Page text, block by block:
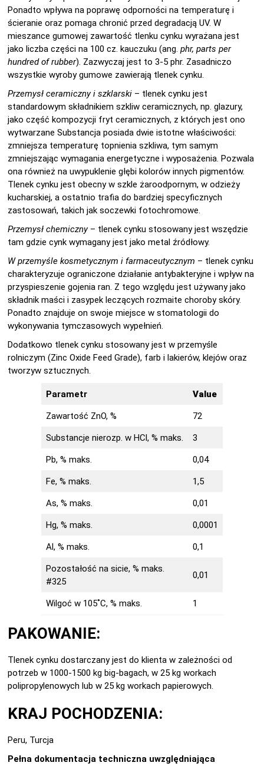
Ponadto wpływa na poprawę odporności na temperaturę i
ścieranie oraz pomaga chronić przed degradacją UV. W
mieszance gumowej zawartość tlenku cynku wyrażana jest
jako liczba części na 100 cz. kauczuku (ang.phr, parts per
hundred of rubber). Zazwyczaj jest to 3-5 phr. Zasadniczo
wszystkie wyroby gumowe zawierają tlenek cynku.
Przemysł ceramiczny i szklarski – tlenek cynku jest
standardowym składnikiem szkliw ceramicznych, np. glazury,
jako część kompozycji fryt ceramicznych, z których jest ono
wytwarzane Substancja posiada dwie istotne właściwości:
zmniejsza temperaturę topnienia szkliwa, tym samym
zmniejszając wymagania energetyczne i wyposażenia. Pozwala
ona również na uwypuklenie głębi kolorów innych pigmentów.
Tlenek cynku jest obecny w szkle żaroodpornym, w odzieży
kucharskiej, a ostatnio trafia do bardziej specyficznych
zastosowań, takich jak soczewki fotochromowe.
Przemysł chemiczny– tlenek cynku stosowany jest wszędzie
tam gdzie cynk wymagany jest jako metal źródłowy.
W przemyśle kosmetycznym i farmaceutycznym – tlenek cynku
charakteryzuje ograniczone działanie antybakteryjne i wpływ na
przyspieszenie gojenia ran. Z tego względu jest używany jako
składnik maści i zasypek leczących rozmaite choroby skóry.
Ponadto znajduje on swoje miejsce w stomatologii do
wykonywania tymczasowych wypełnień.
Dodatkowo tlenek cynku stosowany jest w przemyśle
rolniczym (Zinc Oxide Feed Grade), farb i lakierów, klejów oraz
tworzyw sztucznych.
Parametr Value
Zawartość ZnO, % 72
Substancje nierozp. w HCl, % maks. 3
Pb, % maks. 0,04
Fe, % maks. 1,5
As, % maks. 0,01
Hg, % maks. 0,0001
Al, % maks. 0,1
Pozostałość na sicie, % maks.
#325
0,01
Wilgoć w 105˚C, % maks. 1
PAKOWANIE:
Tlenek cynku dostarczany jest do klienta w zależności od
potrzeb w 1000-1500 kg big-bagach, w 25 kg workach
polipropylenowych lub w 25 kg workach papierowych.
KRAJ POCHODZENIA:
Peru, Turcja
Pełna dokumentacja techniczna uwzględniająca